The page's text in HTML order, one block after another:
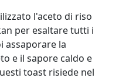
l'aceto di riso
per esaltare tutti i
assaporare la
e il sapore caldo e
toast risiede nel